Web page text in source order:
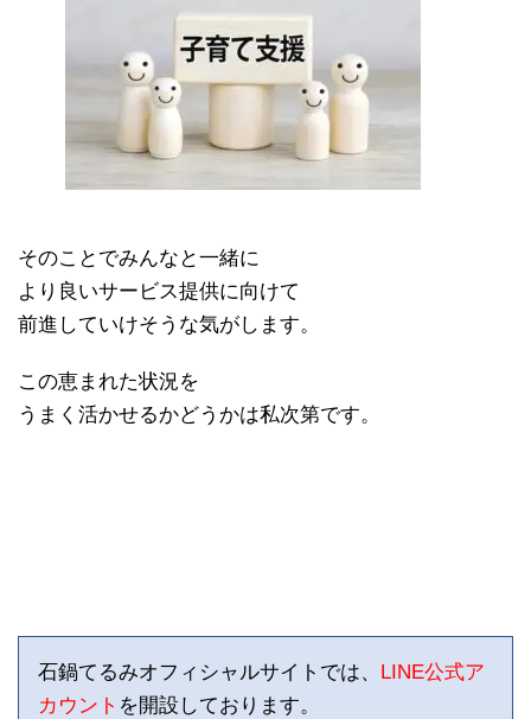
そのことでみんなと一緒に
より良いサービス提供に向けて
前進していけそうな気がします。
この恵まれた状況を
うまく活かせるかどうかは私次第です。
石鍋てるみオフィシャルサイトでは、 LINE公式ア
カウント を開設しております。